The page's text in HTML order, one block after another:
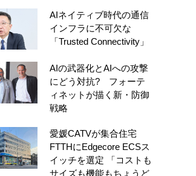
AIネイティブ時代の通信
インフラに不可欠な
「Trusted Connectivity」
AIの武器化とAIへの攻撃
にどう対抗? フォーテ
ィネットが描く新・防御
戦略
愛媛CATVが集合住宅
FTTHにEdgecore ECSス
イッチを選定 「コストも
サイズも機能もちょうど